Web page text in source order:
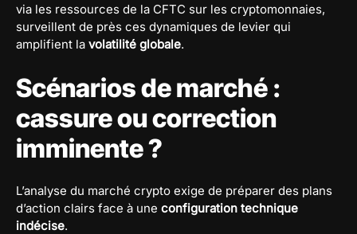
via les ressources de la CFTC sur les cryptomonnaies,
surveillent de près ces dynamiques de levier qui
amplifient la volatilité globale.
Scénarios de marché :
cassure ou correction
imminente ?
L’analyse du marché crypto exige de préparer des plans
d’action clairs face à une configuration technique
indécise.